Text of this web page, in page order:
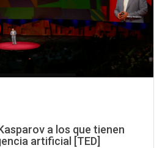
a los que tienen
artificial [TED]